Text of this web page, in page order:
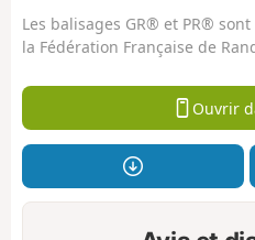
Les balisages GR® et PR®
la Fédération Française de
Ouvrir